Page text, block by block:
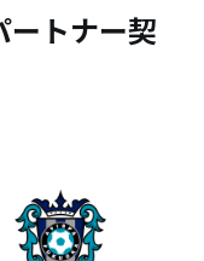
ートナー契